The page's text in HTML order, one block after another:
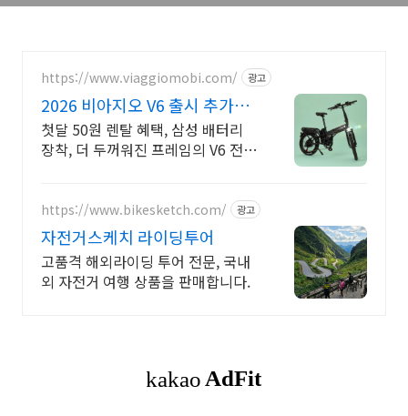
https://www.viaggiomobi.com/ 광고
2026 비아지오 V6 출시 추가금
0원, 출퇴근자전거마련
첫달 50원 렌탈 혜택, 삼성 배터리
장착, 더 두꺼워진 프레임의 V6 전기
https://www.bikesketch.com/ 광고
자전거스케치 라이딩투어
고품격 해외라이딩 투어 전문, 국내
외 자전거 여행 상품을 판매합니다.